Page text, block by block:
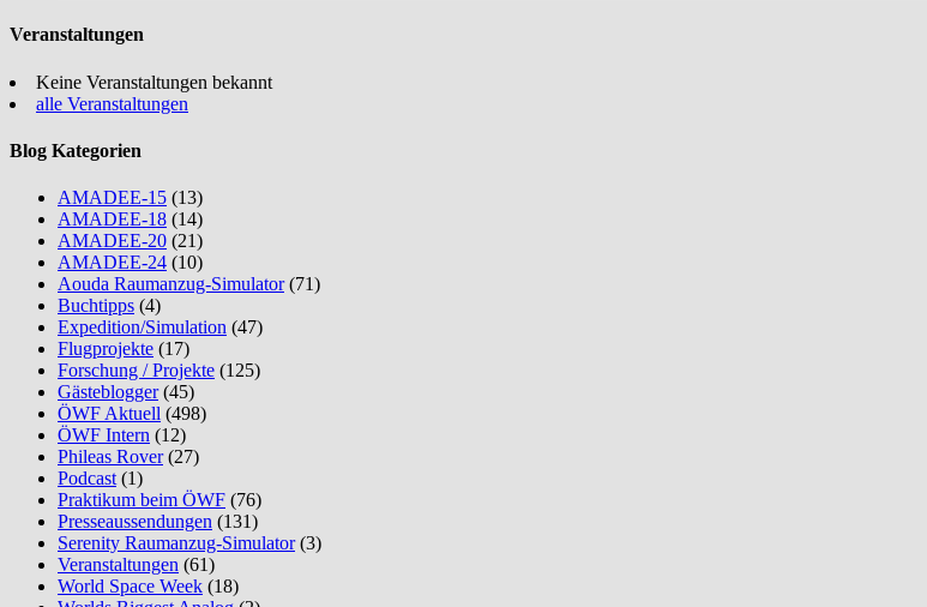
Veranstaltungen
Keine Veranstaltungen bekannt
alle Veranstaltungen
Blog Kategorien
AMADEE-15 (13)
AMADEE-18 (14)
AMADEE-20 (21)
AMADEE-24 (10)
Aouda Raumanzug-Simulator(71)
Buchtipps (4)
Expedition/Simulation (47)
Flugprojekte (17)
Forschung / Projekte (125)
Gästeblogger(45)
ÖWF Aktuell (498)
ÖWF Intern (12)
Phileas Rover(27)
Podcast (1)
Praktikum beim ÖWF (76)
Presseaussendungen (131)
Serenity Raumanzug-Simulator(3)
Veranstaltungen (61)
World Space Week (18)